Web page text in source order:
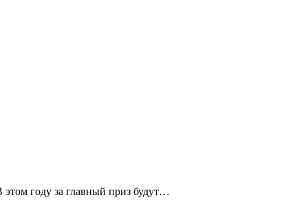
году за главный приз будут…